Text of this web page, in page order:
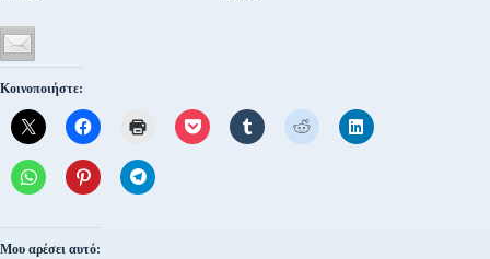
Κοινοποιήστε:
Μου αρέσει αυτό: